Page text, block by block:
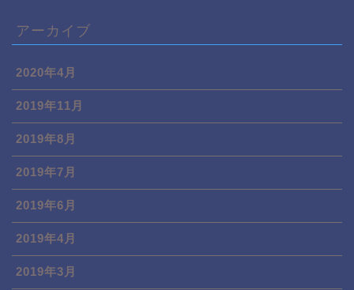
アーカイブ
2020年4月
2019年11月
2019年8月
2019年7月
2019年6月
2019年4月
2019年3月